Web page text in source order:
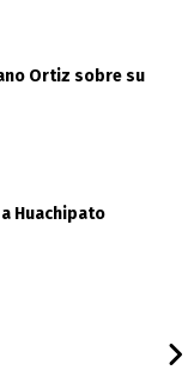
Ortiz sobre su
Huachipato